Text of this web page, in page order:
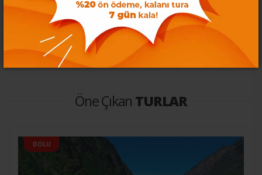
Öne Çıkan TURLAR
DOLU